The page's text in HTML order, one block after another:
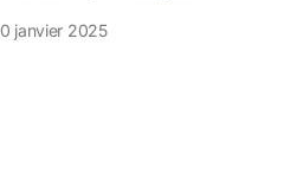
janvier 2025